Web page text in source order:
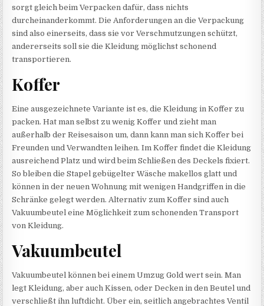
sorgt gleich beim Verpacken dafür, dass nichts
durcheinanderkommt. Die Anforderungen an die Verpackung
sind also einerseits, dass sie vor Verschmutzungen schützt,
andererseits soll sie die Kleidung möglichst schonend
transportieren.
Koffer
Eine ausgezeichnete Variante ist es, die Kleidung in Koffer zu
packen. Hat man selbst zu wenig Koffer und zieht man
außerhalb der Reisesaison um, dann kann man sich Koffer bei
Freunden und Verwandten leihen. Im Koffer findet die Kleidung
ausreichend Platz und wird beim Schließen des Deckels fixiert.
So bleiben die Stapel gebügelter Wäsche makellos glatt und
können in der neuen Wohnung mit wenigen Handgriffen in die
Schränke gelegt werden. Alternativ zum Koffer sind auch
Vakuumbeutel eine Möglichkeit zum schonenden Transport
von Kleidung.
Vakuumbeutel
Vakuumbeutel können bei einem Umzug Gold wert sein. Man
legt Kleidung, aber auch Kissen, oder Decken in den Beutel und
verschließt ihn luftdicht. Über ein, seitlich angebrachtes Ventil